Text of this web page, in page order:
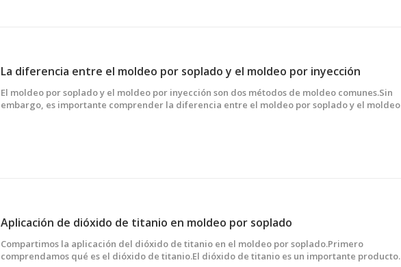
La diferencia entre el moldeo por soplado y el moldeo por inyección
El moldeo por soplado y el moldeo por inyección son dos métodos de moldeo comunes.Sin
embargo, es importante comprender la diferencia entre el moldeo por soplado y el moldeo
Aplicación de dióxido de titanio en moldeo por soplado
Compartimos la aplicación del dióxido de titanio en el moldeo por soplado.Primero
comprendamos qué es el dióxido de titanio.El dióxido de titanio es un importante producto